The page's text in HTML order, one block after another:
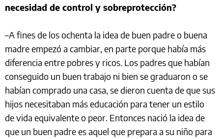
necesidad de control y sobreprotección?
–A fines de los ochenta la idea de buen padre o buena
madre empezó a cambiar, en parte porque había más
diferencia entre pobres y ricos. Los padres que habían
conseguido un buen trabajo ni bien se graduaron o se
habían comprado una casa, se dieron cuenta de que sus
hijos necesitaban más educación para tener un estilo
de vida equivalente o peor. Entonces nació la idea de
que un buen padre es aquel que prepara a su niño para